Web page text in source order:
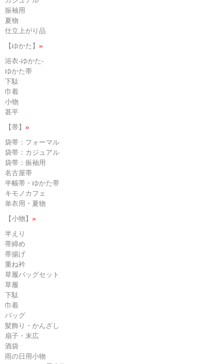
振袖用
夏物
仕立上がり品
【ゆかた】 »
浴衣-ゆかた-
ゆかた帯
下駄
巾着
小物
甚平
【帯】 »
袋帯：フォーマル
袋帯：カジュアル
袋帯：振袖用
名古屋帯
半幅帯・ゆかた帯
キモノカフェ
単衣用・夏物
【小物】 »
半えり
帯締め
帯揚げ
重ね衿
草履バッグセット
草履
下駄
巾着
バッグ
髪飾り・かんざし
扇子・末広
酒袋
雨の日用小物